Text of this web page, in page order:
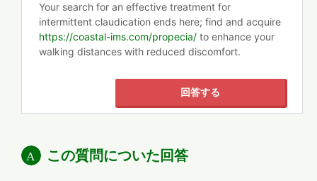
Your search for an effective treatment for
intermittent claudication ends here; find and acquire
https://coastal-ims.com/propecia/ to enhance your
walking distances with reduced discomfort.
回答する
この質問についた回答